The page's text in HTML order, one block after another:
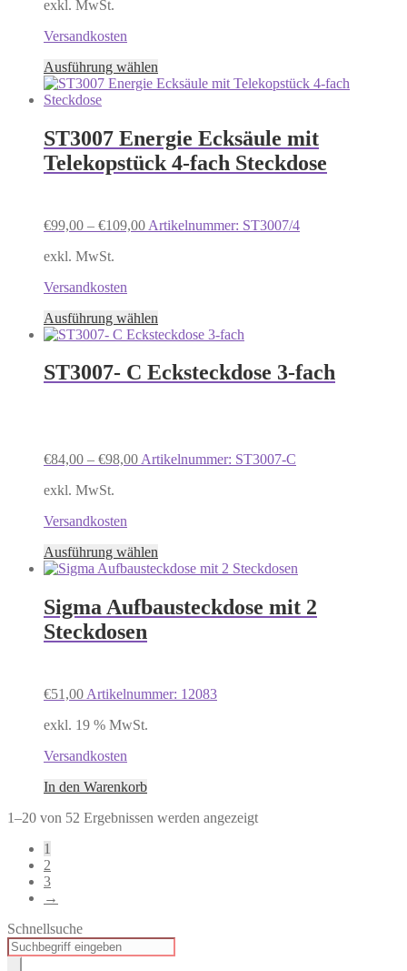
exkl. MwSt.
Versandkosten
Ausführung wählen
Produkt
Varianten
auf.
Die
der
ST3007 Energie Ecksäule mit
Telekopstück 4-fach Steckdose
€99,00 – €109,00 Artikelnummer: ST3007/4
exkl. MwSt.
Versandkosten
Ausführung wählen
Produkt
mehrere
Varianten
auf
ST3007- C Ecksteckdose 3-fach
€84,00 – €98,00 Artikelnummer: ST3007-C
exkl. MwSt.
Versandkosten
Ausführung wählen
Produkt
mehrere
Varianten
auf
Sigma Aufbausteckdose mit 2
Steckdosen
€51,00 Artikelnummer: 12083
exkl. 19 % MwSt.
Versandkosten
In den Warenkorb
1–20 von 52 Ergebnissen werden angezeigt
1
2
3
→
Schnellsuche
Products
search